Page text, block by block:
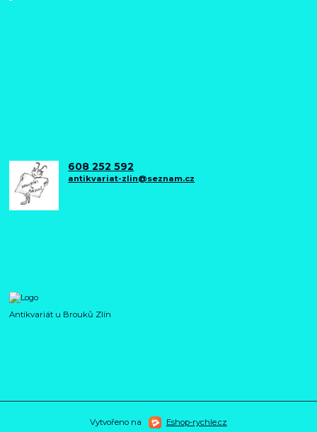
608 252 592
antikvariat-zlin@seznam.cz
Antikvariát u Brouků Zlín
Vytvořeno na Eshop-rychle.cz